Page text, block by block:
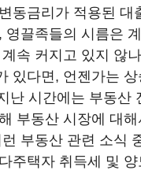
동금리가 적용된 대
영끌족들의 시름은
속 커지고 있지 않
있다면, 언젠가는 상
난 시간에는 부동산
부동산 시장에 대
부동산 관련 소식
주택자 취득세 및